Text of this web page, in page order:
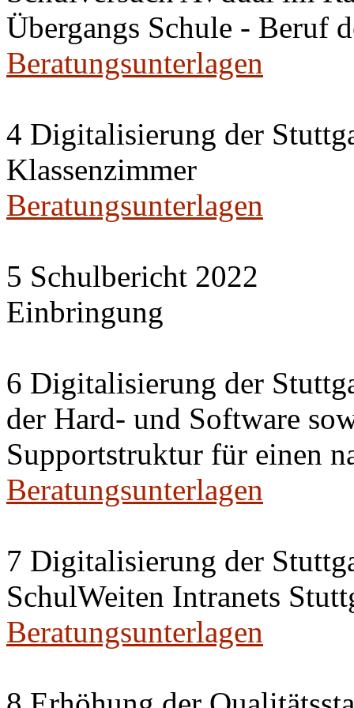
Übergangs Schule - Beruf
Beratungsunterlagen
4 Digitalisierung der
Klassenzimmer
Beratungsunterlagen
5 Schulbericht 2022
Einbringung
6 Digitalisierung der
der Hard- und Software
Supportstruktur für einen
Beratungsunterlagen
7 Digitalisierung der
SchulWeiten Intranets
Beratungsunterlagen